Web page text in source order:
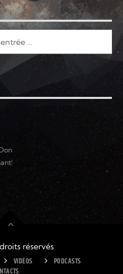
réservés
VIDÉOS
PODCASTS